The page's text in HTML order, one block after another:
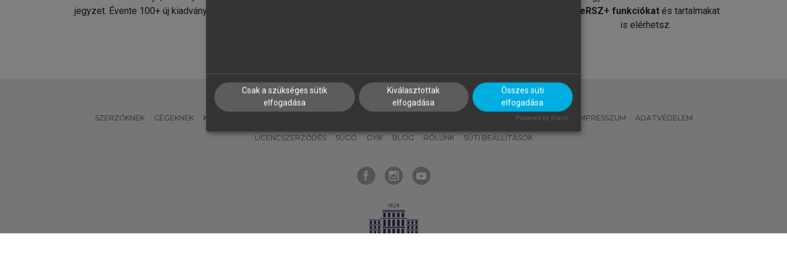
jegyzet. Évente 100+ új kiadvány.
MeRSZ+ funkciókat és tartalmakat
is elérhetsz.
SZERZŐKNEK CÉGEKNEK KÖNYVTÁROSOKNAK MI – ÁLTALÁNOS IRÁNYELVEK IMPRESSZUM ADATVÉDELEM
LICENCSZERZŐDÉS SÚGÓ GYIK BLOG RÓLUNK SÜTI BEÁLLÍTÁSOK
Csak a szükséges sütik
elfogadása
Kiválasztottak
elfogadása
Összes süti
elfogadása
Powered by Klaro!